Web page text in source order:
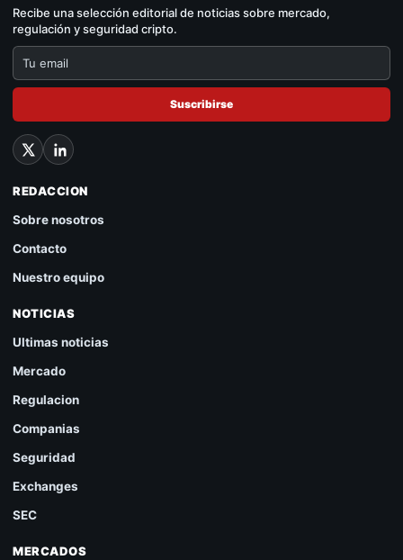
Recibe una selección editorial de noticias sobre mercado,
regulación y seguridad cripto.
Suscribirse
REDACCION
Sobre nosotros
Contacto
Nuestro equipo
NOTICIAS
Ultimas noticias
Mercado
Regulacion
Companias
Seguridad
Exchanges
SEC
MERCADOS